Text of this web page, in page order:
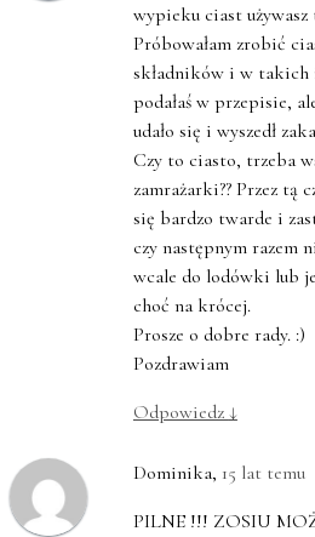
wypieku ciast używasz
Próbowałam zrobić
składników i w takich
podałaś w przepisie,
udało się i wyszedł
Czy to ciasto, trzeba
zamrażarki?? Przez tą
się bardzo twarde i
czy następnym razem
wcale do lodówki lub
choć na krócej.
Prosze o dobre rady. :)
Pozdrawiam
Odpowiedz ↓
Dominika, 15 lat temu
PILNE !!! ZOSIU